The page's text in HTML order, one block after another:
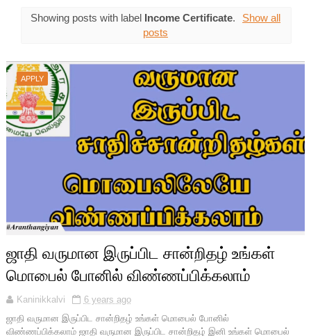
Showing posts with label Income Certificate.
Show all
posts
APPLY
ஜாதி வருமான இருப்பிட சான்றிதழ் உங்கள்
மொபைல் போனில் விண்ணப்பிக்கலாம்
Kaninikkalvi
6 years ago
ஜாதி வருமான இருப்பிட சான்றிதழ் உங்கள் மொபைல் போனில்
விண்ணப்பிக்கலாம் ஜாதி வருமான இருப்பிட சான்றிதழ் இனி உங்கள் மொபைல்